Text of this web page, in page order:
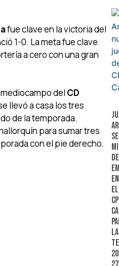
fue clave en la victoria del
1-0. La meta fue clave
a cero con una gran
del CD
llevó a casa los tres
de la temporada.
para sumar tres
con el pie derecho.
de
en
el
CP
la